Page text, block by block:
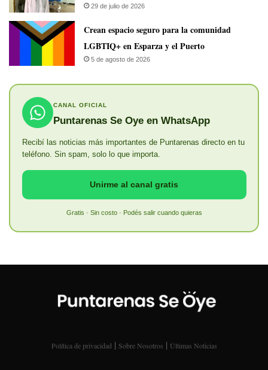
29 de julio de 2026
Crean espacio seguro para la comunidad
LGBTIQ+ en Esparza y el Puerto
5 de agosto de 2026
CANAL OFICIAL
Puntarenas Se Oye en WhatsApp
Recibí las noticias más importantes de Puntarenas directo en tu
teléfono. Sin spam, solo lo que importa.
Unirme al canal gratis
Gratis · Sin costo · Podés salir cuando quieras
Política de privacidad| Sobre Nosotros | Últimas Noticias